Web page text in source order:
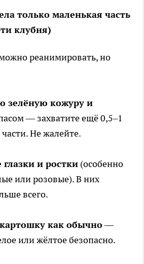
только маленькая часть
клубня)
реанимировать, но
зелёную кожуру и
— захватите ещё 0,5–1
Не жалейте.
глазки и ростки (особенно
или розовые). В них
всего.
как обычно—
или жёлтое безопасно.